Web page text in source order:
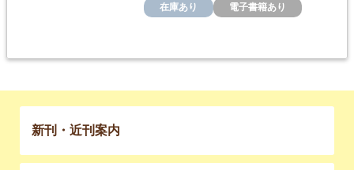
在庫あり 電子書籍あり
新刊・近刊案内